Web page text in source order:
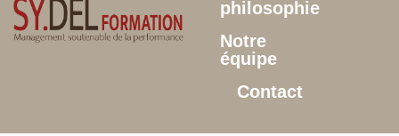
philosophie
Notre
équipe
Contact